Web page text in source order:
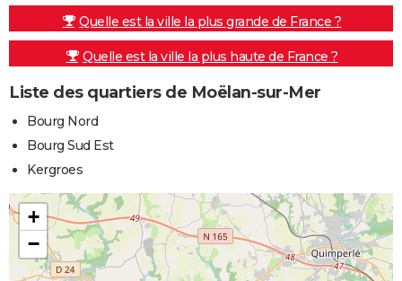
Quelle est la ville la plus grande de France ?
Quelle est la ville la plus haute de France ?
Liste des quartiers de Moëlan-sur-Mer
Bourg Nord
Bourg Sud Est
Kergroes
+
−